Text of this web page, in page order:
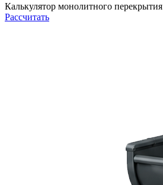
Калькулятор монолитного перекрытия
Рассчитать